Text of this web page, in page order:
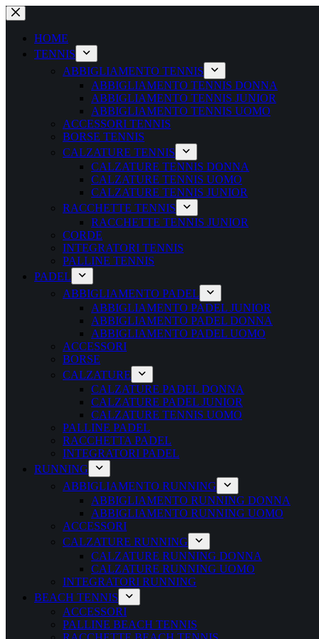
Salta
al
contenutoHOME
TENNIS
ABBIGLIAMENTO TENNIS
ABBIGLIAMENTO TENNIS DONNA
ABBIGLIAMENTO TENNIS JUNIOR
ABBIGLIAMENTO TENNIS UOMO
ACCESSORI TENNIS
BORSE TENNIS
CALZATURE TENNIS
CALZATURE TENNIS DONNA
CALZATURE TENNIS UOMO
CALZATURE TENNIS JUNIOR
RACCHETTE TENNIS
RACCHETTE TENNIS JUNIOR
CORDE
INTEGRATORI TENNIS
PALLINE TENNIS
PADEL
ABBIGLIAMENTO PADEL
ABBIGLIAMENTO PADEL JUNIOR
ABBIGLIAMENTO PADEL DONNA
ABBIGLIAMENTO PADEL UOMO
ACCESSORI
BORSE
CALZATURE
CALZATURE PADEL DONNA
CALZATURE PADEL JUNIOR
CALZATURE TENNIS UOMO
PALLINE PADEL
RACCHETTA PADEL
INTEGRATORI PADEL
RUNNING
ABBIGLIAMENTO RUNNING
ABBIGLIAMENTO RUNNING DONNA
ABBIGLIAMENTO RUNNING UOMO
ACCESSORI
CALZATURE RUNNING
CALZATURE RUNNING DONNA
CALZATURE RUNNING UOMO
INTEGRATORI RUNNING
BEACH TENNIS
ACCESSORI
PALLINE BEACH TENNIS